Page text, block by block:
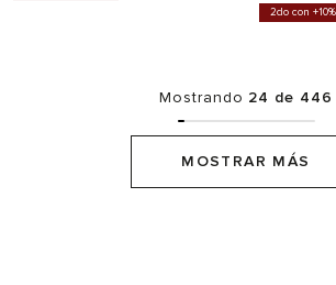
2do con
Mostrando 24 de 446
MOSTRAR MÁS